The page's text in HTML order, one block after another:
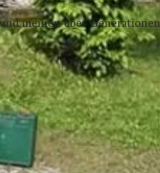
meinen über